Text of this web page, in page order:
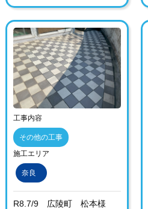
工事内容
その他の工事
施工エリア
奈良
R8.7/9 広陵町 松本様